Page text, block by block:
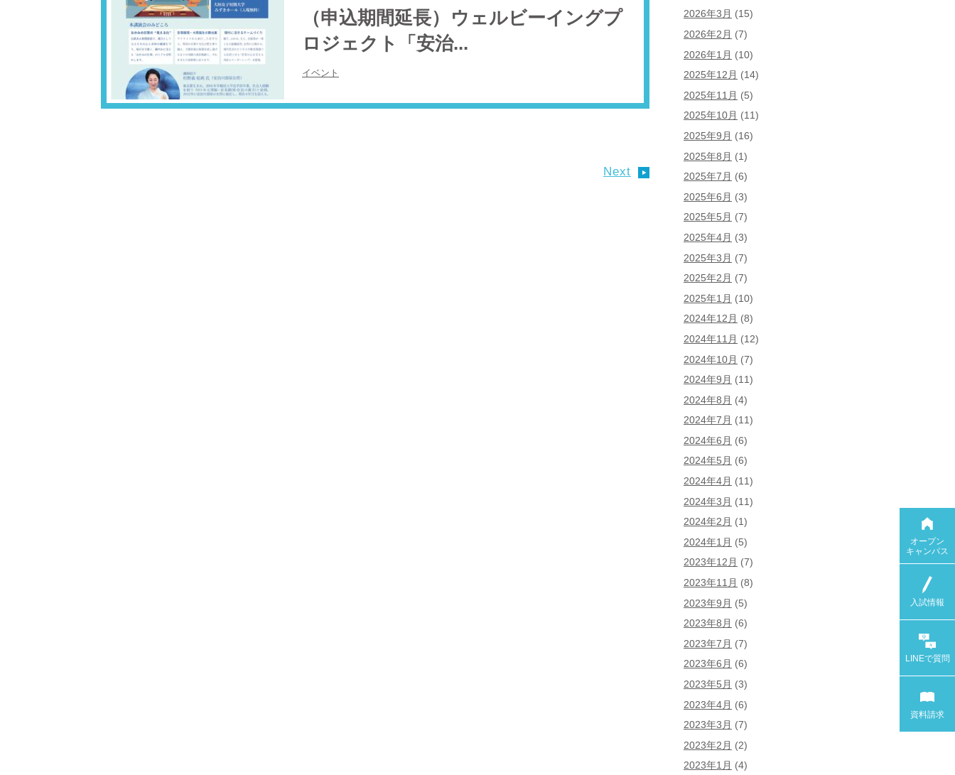
（申込期間延長）ウェルビーイングプ
ロジェクト「安治...
イベント
Next
2026年3月 (15)
2026年2月 (7)
2026年1月 (10)
2025年12月 (14)
2025年11月 (5)
2025年10月 (11)
2025年9月 (16)
2025年8月 (1)
2025年7月 (6)
2025年6月 (3)
2025年5月 (7)
2025年4月 (3)
2025年3月 (7)
2025年2月 (7)
2025年1月 (10)
2024年12月 (8)
2024年11月 (12)
2024年10月 (7)
2024年9月 (11)
2024年8月 (4)
2024年7月 (11)
2024年6月 (6)
2024年5月 (6)
2024年4月 (11)
2024年3月 (11)
2024年2月 (1)
2024年1月 (5)
2023年12月 (7)
2023年11月 (8)
2023年9月 (5)
2023年8月 (6)
2023年7月 (7)
2023年6月 (6)
2023年5月 (3)
2023年4月 (6)
2023年3月 (7)
2023年2月 (2)
2023年1月 (4)
オープン
キャンパス
入試情報
LINEで質問
資料請求